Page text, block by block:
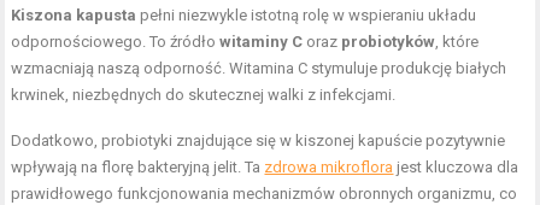
Kiszona kapusta pełni niezwykle istotną rolę w wspieraniu układu
odpornościowego. To źródłowitaminy C oraz probiotyków, które
wzmacniają naszą odporność. Witamina C stymuluje produkcję białych
krwinek, niezbędnych do skutecznej walki z infekcjami.
Dodatkowo, probiotyki znajdujące się w kiszonej kapuście pozytywnie
wpływają na florę bakteryjną jelit. Ta zdrowa mikroflora jest kluczowa dla
prawidłowego funkcjonowania mechanizmów obronnych organizmu, co